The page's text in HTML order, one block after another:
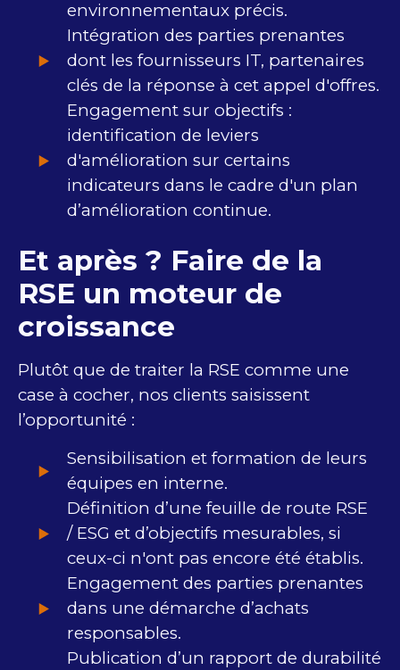
environnementaux précis​.
Intégration des parties prenantes ​
dont les fournisseurs IT​, partenaires
clés de la réponse à cet appel d'offres.
Engagement sur objectifs : ​
identification de leviers
d'amélioration sur certains
indicateurs ​d​ans le cadre d'un plan
d’amélioration continue​.
Et après ? Faire de la
RSE un moteur de
croissance
Plutôt que de traiter la RSE comme une
case à cocher, nos clients saisissent
l’opportunité :
Sensibilisation et formation de​ leurs
équipes​ en interne.
Définition d’une feuille de route ​RSE
/ ESG et d’objectifs mesurables​, si
ceux-ci n'ont pas encore été établis.
Engagement des parties prenantes
dans une démarche d’achats
responsables​.
​Publication d’un rapport de durabilité